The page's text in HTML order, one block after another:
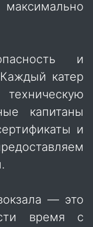
максимально
и
катер
капитаны
и
— это
время с